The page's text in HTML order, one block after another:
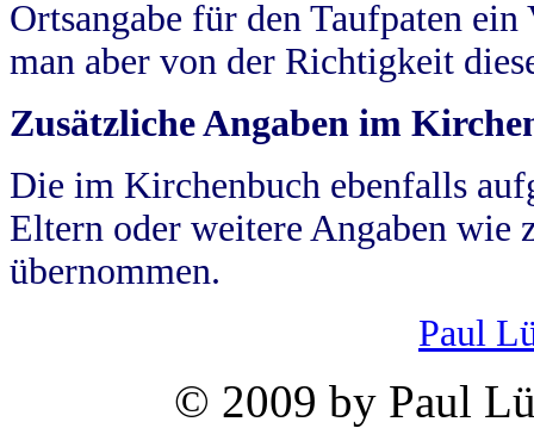
Ortsangabe für den Taufpaten
man aber von der Richtigkeit
Zusätzliche Angaben im
Die im Kirchenbuch ebenfalls
Eltern oder weitere Angaben wie
übernommen.
Paul
© 2009 by Paul